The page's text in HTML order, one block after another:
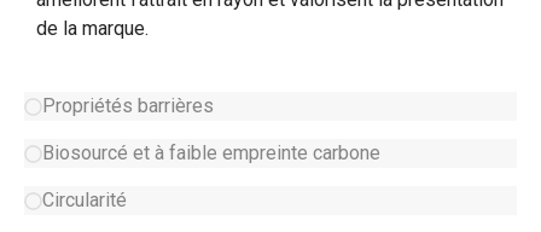
Propriétés barrières
Biosourcé et à faible empreinte carbone
Circularité
de la marque.